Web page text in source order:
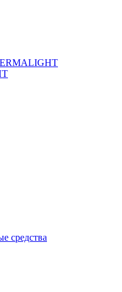
средства